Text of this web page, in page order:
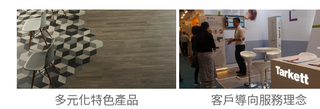
多元化特色產品 客戶導向服務理念